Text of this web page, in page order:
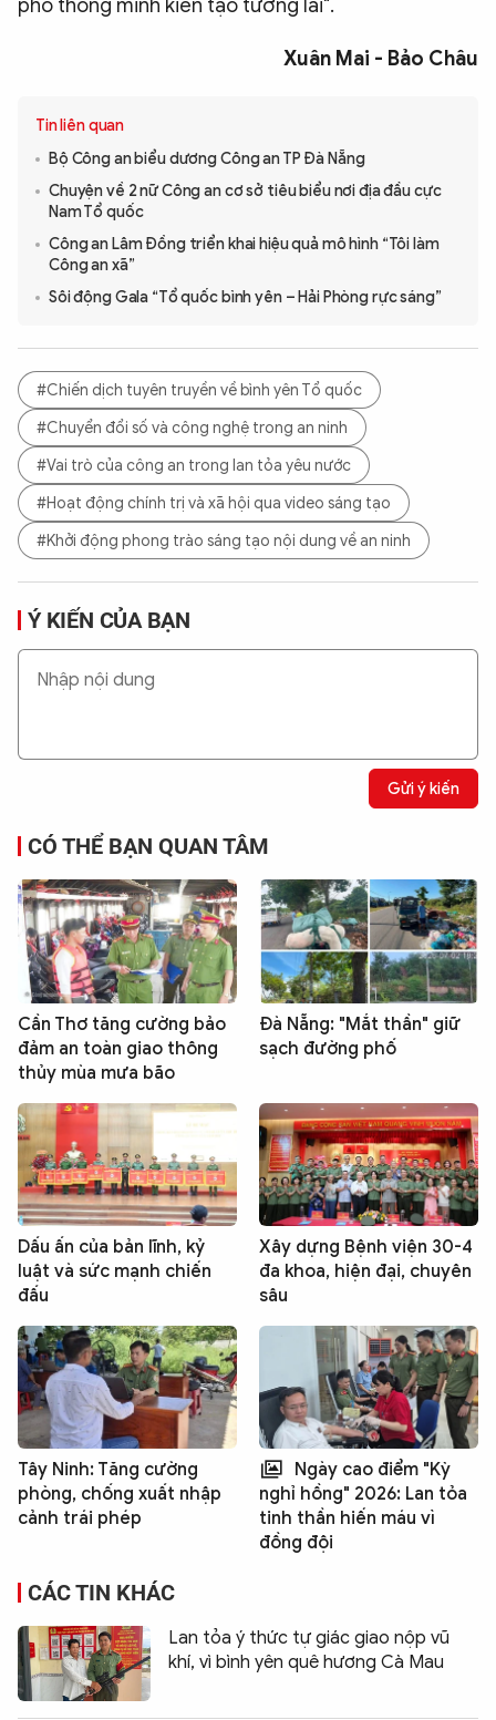
phố thông minh kiến tạo tương lai".
Xuân Mai - Bảo Châu
Tin liên quan
Bộ Công an biểu dương Công an TP Đà Nẵng
Chuyện về 2 nữ Công an cơ sở tiêu biểu nơi địa đầu cực
Nam Tổ quốc
Công an Lâm Đồng triển khai hiệu quả mô hình “Tôi làm
Công an xã”
Sôi động Gala “Tổ quốc bình yên – Hải Phòng rực sáng”
#Chiến dịch tuyên truyền về bình yên Tổ quốc
#Chuyển đổi số và công nghệ trong an ninh
#Vai trò của công an trong lan tỏa yêu nước
#Hoạt động chính trị và xã hội qua video sáng tạo
#Khởi động phong trào sáng tạo nội dung về an ninh
Ý KIẾN CỦA BẠN
Gửi ý kiến
CÓ THỂ BẠN QUAN TÂM
Cần Thơ tăng cường bảo
đảm an toàn giao thông
thủy mùa mưa bão
Đà Nẵng: "Mắt thần" giữ
sạch đường phố
Dấu ấn của bản lĩnh, kỷ
luật và sức mạnh chiến
đấu
Xây dựng Bệnh viện 30-4
đa khoa, hiện đại, chuyên
sâu
Tây Ninh: Tăng cường
phòng, chống xuất nhập
cảnh trái phép
Ngày cao điểm "Kỳ
nghỉ hồng" 2026: Lan tỏa
tinh thần hiến máu vì
đồng đội
CÁC TIN KHÁC
Lan tỏa ý thức tự giác giao nộp vũ
khí, vì bình yên quê hương Cà Mau